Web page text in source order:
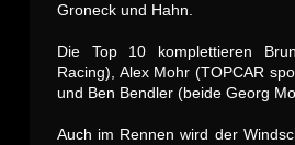
Groneck und Hahn.
Die Top 10 komplettieren
Racing), Alex Mohr (TOPCAR
und Ben Bendler (beide Georg
Auch im Rennen wird der